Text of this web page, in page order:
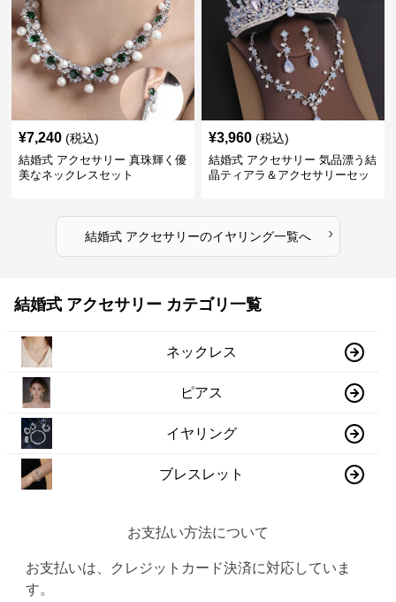
¥7,240 (税込)
結婚式 アクセサリー 真珠輝く優
美なネックレスセット
¥3,960 (税込)
結婚式 アクセサリー 気品漂う結
晶ティアラ＆アクセサリーセッ
結婚式 アクセサリーのイヤリング一覧へ ›
結婚式 アクセサリー カテゴリ一覧
ネックレス
ピアス
イヤリング
ブレスレット
お支払い方法について
お支払いは、クレジットカード決済に対応していま
す。